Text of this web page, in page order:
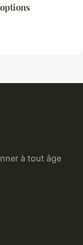
à tout âge